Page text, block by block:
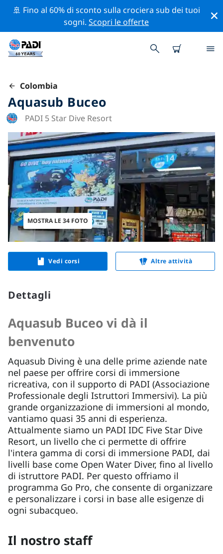
🚢 Fino al 60% di sconto sulla crociera sub dei tuoi
sogni.Scopri le offerte
Colombia
Aquasub Buceo
PADI 5 Star Dive Resort
MOSTRA LE 34 FOTO
Vedi corsi Altre attività
Dettagli
Aquasub Buceo vi dà il
benvenuto
Aquasub Diving è una delle prime aziende nate
nel paese per offrire corsi di immersione
ricreativa, con il supporto di PADI (Associazione
Professionale degli Istruttori Immersivi). La più
grande organizzazione di immersioni al mondo,
vantiamo quasi 35 anni di esperienza.
Attualmente siamo un PADI IDC Five Star Dive
Resort, un livello che ci permette di offrire
l'intera gamma di corsi di immersione PADI, dai
livelli base come Open Water Diver, fino al livello
di istruttore PADI. Per questo offriamo il
programma Go Pro, che consente di organizzare
e personalizzare i corsi in base alle esigenze di
ogni subacqueo.
Il nostro staff